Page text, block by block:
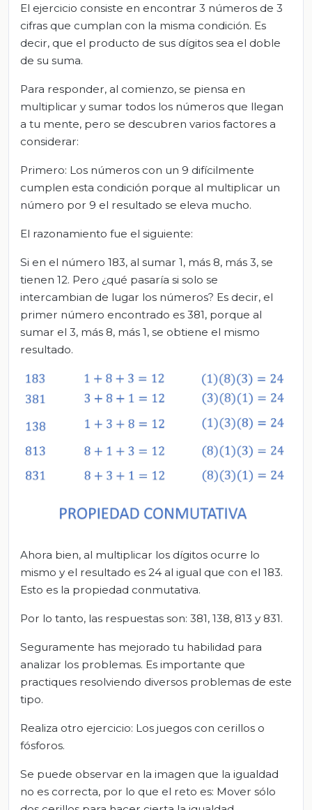
El ejercicio consiste en encontrar 3 números de 3
cifras que cumplan con la misma condición. Es
decir, que el producto de sus dígitos sea el doble
de su suma.
Para responder, al comienzo, se piensa en
multiplicar y sumar todos los números que llegan
a tu mente, pero se descubren varios factores a
considerar:
Primero: Los números con un 9 difícilmente
cumplen esta condición porque al multiplicar un
número por 9 el resultado se eleva mucho.
El razonamiento fue el siguiente:
Si en el número 183, al sumar 1, más 8, más 3, se
tienen 12. Pero ¿qué pasaría si solo se
intercambian de lugar los números? Es decir, el
primer número encontrado es 381, porque al
sumar el 3, más 8, más 1, se obtiene el mismo
resultado.
Ahora bien, al multiplicar los dígitos ocurre lo
mismo y el resultado es 24 al igual que con el 183.
Esto es la propiedad conmutativa.
Por lo tanto, las respuestas son: 381, 138, 813 y 831.
Seguramente has mejorado tu habilidad para
analizar los problemas. Es importante que
practiques resolviendo diversos problemas de este
tipo.
Realiza otro ejercicio: Los juegos con cerillos o
fósforos.
Se puede observar en la imagen que la igualdad
no es correcta, por lo que el reto es: Mover sólo